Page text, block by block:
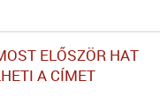
ELŐSZÖR HAT
A CÍMET